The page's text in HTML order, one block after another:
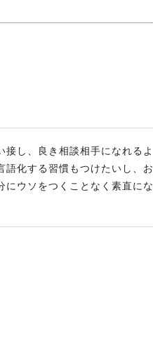
し、良き相談相手になれるよ
語化する習慣もつけたいし、お
ウソをつくことなく素直にな